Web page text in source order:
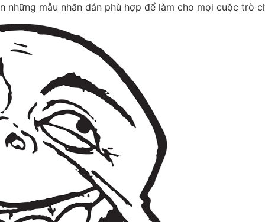
những mẫu nhãn dán phù hợp để làm cho mọi cuộc trò